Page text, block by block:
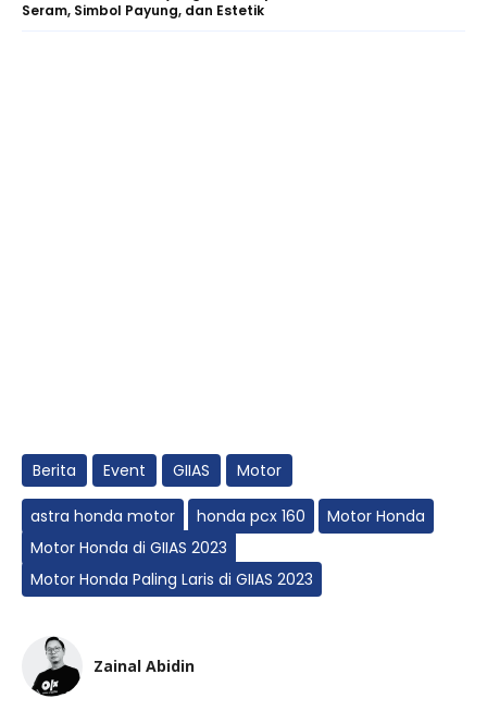
Seram, Simbol Payung, dan Estetik
Berita Event GIIAS Motor
astra honda motor honda pcx 160
Motor Honda
Motor Honda di GIIAS 2023
Motor Honda Paling Laris di GIIAS 2023
Zainal Abidin